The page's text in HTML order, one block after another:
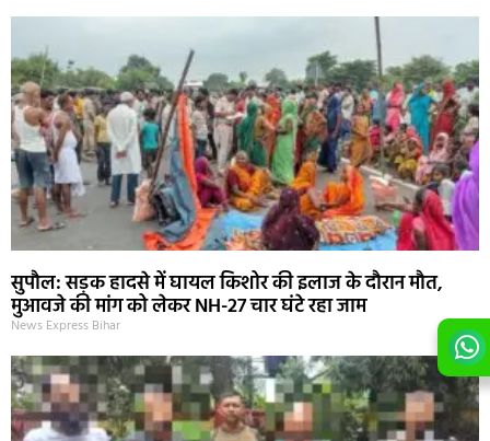
सुपौल: सड़क हादसे में घायल किशोर की इलाज के दौरान मौत,
मुआवजे की मांग को लेकर NH-27 चार घंटे रहा जाम
News Express Bihar